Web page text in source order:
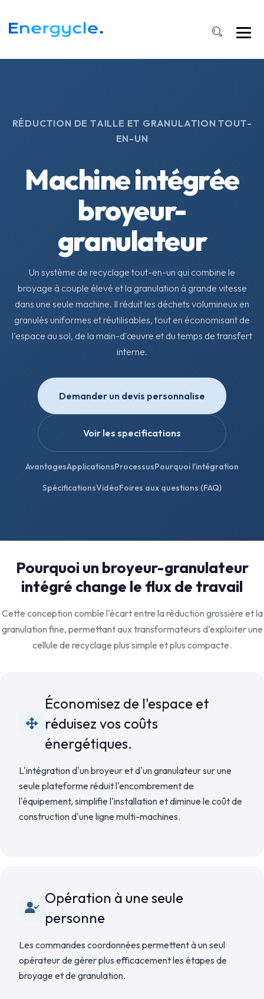
RÉDUCTION DE TAILLE ET GRANULATION TOUT-
EN-UN
Machine intégrée
broyeur-
granulateur
Un système de recyclage tout-en-un qui combine le
broyage à couple élevé et la granulation à grande vitesse
dans une seule machine. Il réduit les déchets volumineux en
granulés uniformes et réutilisables, tout en économisant de
l'espace au sol, de la main-d'œuvre et du temps de transfert
interne.
Demander un devis personnalise
Voir les specifications
AvantagesApplicationsProcessusPourquoi l'intégration
SpécificationsVidéoFoires aux questions (FAQ)
Pourquoi un broyeur-granulateur
intégré change le flux de travail
Cette conception comble l'écart entre la réduction grossière et la
granulation fine, permettant aux transformateurs d'exploiter une
cellule de recyclage plus simple et plus compacte.
Économisez de l'espace et
réduisez vos coûts
énergétiques.
L'intégration d'un broyeur et d'un granulateur sur une
seule plateforme réduit l'encombrement de
l'équipement, simplifie l'installation et diminue le coût de
construction d'une ligne multi-machines.
Opération à une seule
personne
Les commandes coordonnées permettent à un seul
opérateur de gérer plus efficacement les étapes de
broyage et de granulation.